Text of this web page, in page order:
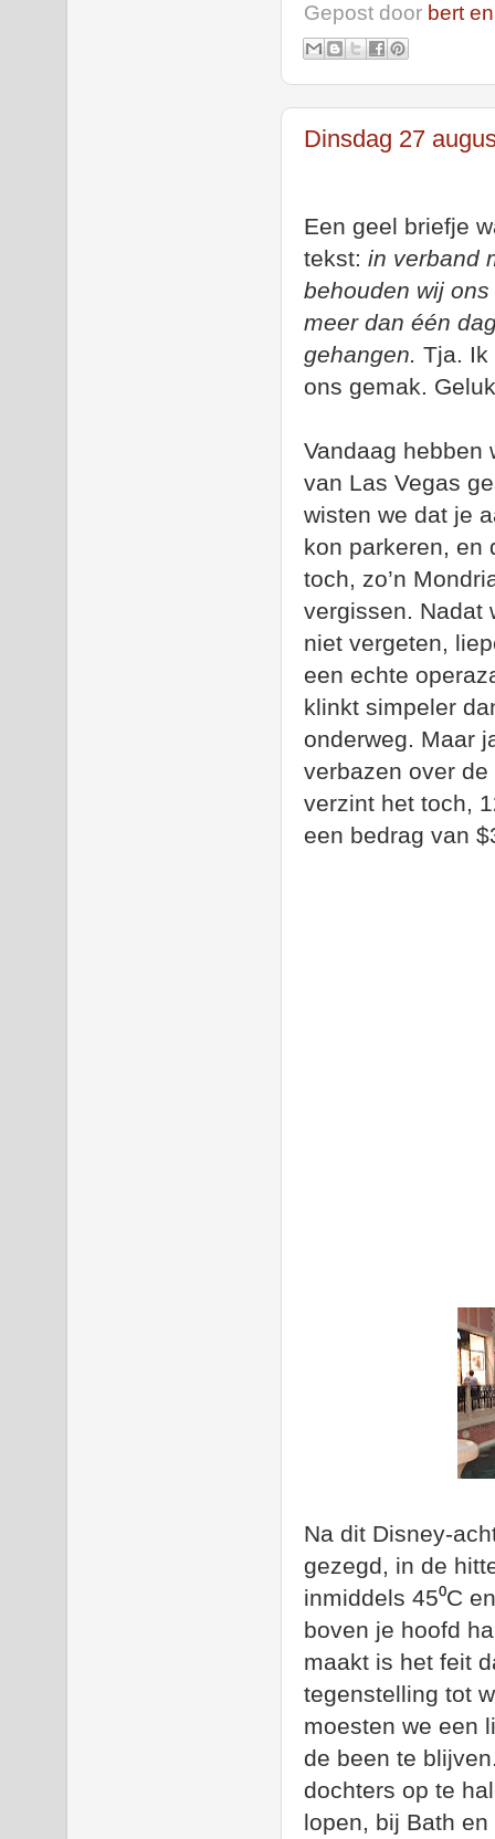
Gepost door bert
Dinsdag 27
Een geel briefje
tekst: in verband
behouden wij
meer dan één
gehangen. Tja. Ik
ons gemak.
Vandaag hebben
van Las Vegas
wisten we dat je
kon parkeren, en
toch, zo’n
vergissen. Nadat
niet vergeten,
een echte
klinkt simpeler
onderweg. Maar
verbazen over
verzint het toch,
een bedrag van
Na dit Disney-
gezegd, in de
inmiddels 45⁰C
boven je hoofd
maakt is het feit
tegenstelling tot
moesten we een
de been te
dochters op te
lopen, bij Bath